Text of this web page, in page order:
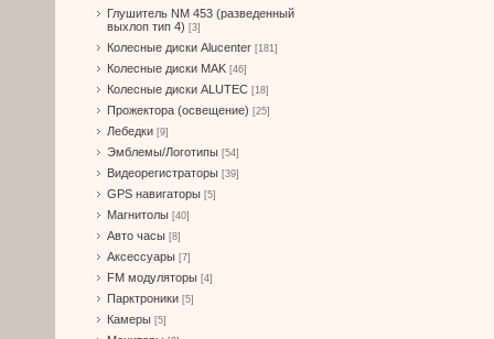
Глушитель NM 453 (разведенный
выхлоп тип 4) [3]
Колесные диски Alucenter [181]
Колесные диски MAK [46]
Колесные диски ALUTEC [18]
Прожектора (освещение) [25]
Лебедки [9]
Эмблемы/Логотипы [54]
Видеорегистраторы [39]
GPS навигаторы [5]
Магнитолы [40]
Авто часы [8]
Аксессуары [7]
FM модуляторы [4]
Парктроники [5]
Камеры [5]